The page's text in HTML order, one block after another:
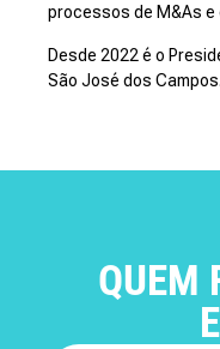
processos de M&As
Desde 2022 é o
São José dos Campos.
QUEM